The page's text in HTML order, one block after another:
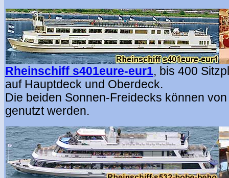
Rheinschiff s401eure-eur1, bis 400
auf Hauptdeck und Oberdeck.
Die beiden Sonnen-Freidecks können
genutzt werden.